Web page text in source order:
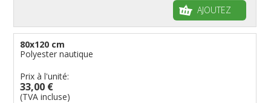
AJOUTEZ
80x120 cm
Polyester nautique
Prix à l'unité:
33,00 €
(TVA incluse)